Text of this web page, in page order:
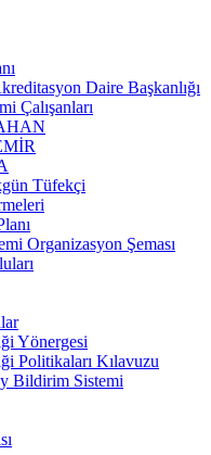
Daire Başkanlığı
Çalışanları
Tüfekçi
Organizasyon Şeması
Yönergesi
Politikaları Kılavuzu
Bildirim Sistemi